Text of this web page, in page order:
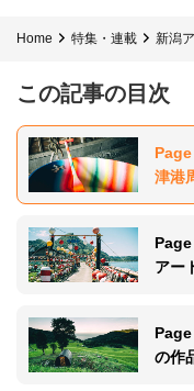
Home 特集・連載 新潟
この記事の目次
津港
アー
の作